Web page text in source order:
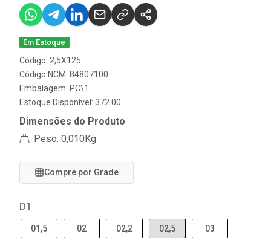
Em Estoque
Código: 2,5X125
Código NCM: 84807100
Embalagem: PC\1
Estoque Disponível: 372.00
Dimensões do Produto
Peso: 0,010Kg
Compre por Grade
D1
01,5 02 02,2 02,5 03